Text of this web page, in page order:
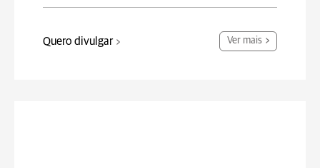
Quero divulgar Ver mais